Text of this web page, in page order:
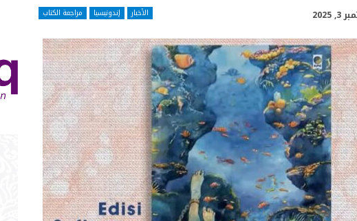
الأخبار إندونيسيا مراجعة الكتاب 2025